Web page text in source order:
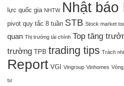
lực quốc gia NHTW Nhật báo
pivot quy tắc 8 tuần STB Stock market
quan Thị trường tài chính Top tăng
trường TPB trading tips Trách
Report VGI Vingroup Vinhomes
tư